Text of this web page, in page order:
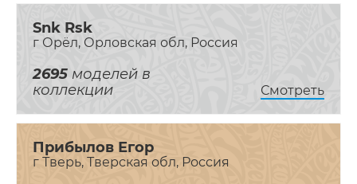
Snk Rsk
г Орёл, Орловская обл, Россия
2695 моделей в
коллекции
Смотреть
Прибылов Егор
г Тверь, Тверская обл, Россия